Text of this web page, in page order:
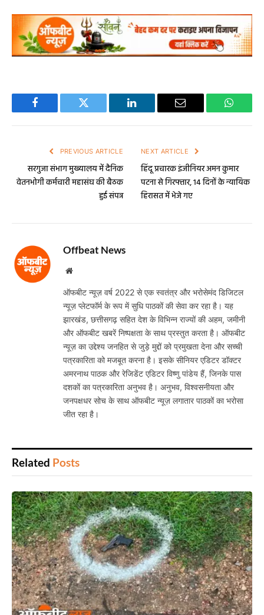
Facebook Twitter LinkedIn Email
PREVIOUS ARTICLE
सरगुजा संभाग मुख्यालय में दैनिक
वेतनभोगी कर्मचारी महासंघ की बैठक
हुई संपन्न
NEXT ARTICLE
हिंदू प्रचारक इंजीनियर अमन कुमार
पटना से गिरफ्तार, 14 दिनों के न्यायिक
हिरासत में भेजे गए
Offbeat News
Website
ऑफबीट न्यूज़ वर्ष 2022 से एक स्वतंत्र और भरोसेमंद डिजिटल
न्यूज़ प्लेटफॉर्म के रूप में सुधि पाठकों की सेवा कर रहा है। यह
झारखंड, छत्तीसगढ़ सहित देश के विभिन्न राज्यों की अहम, जमीनी
और ऑफबीट खबरें निष्पक्षता के साथ प्रस्तुत करता है। ऑफबीट
न्यूज़ का उद्देश्य जनहित से जुड़े मुद्दों को प्रमुखता देना और सच्ची
पत्रकारिता को मजबूत करना है। इसके सीनियर एडिटर डॉक्टर
अमरनाथ पाठक और रेजिडेंट एडिटर विष्णु पांडेय हैं, जिनके पास
दशकों का पत्रकारिता अनुभव है। अनुभव, विश्वसनीयता और
जनपक्षधर सोच के साथ ऑफबीट न्यूज़ लगातार पाठकों का भरोसा
जीत रहा है।
Related Posts